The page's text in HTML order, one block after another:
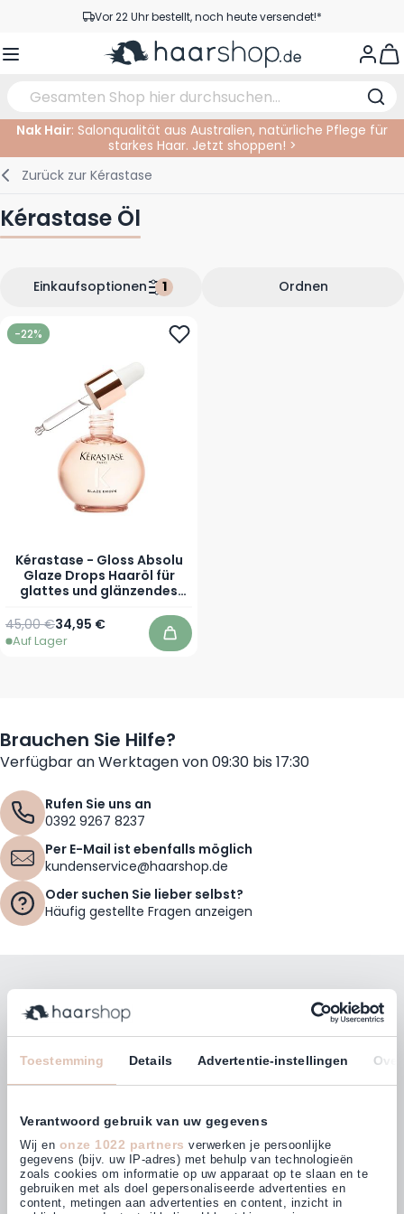
Toestemming Details Advertentie-instellingen Over
Verantwoord gebruik van uw gegevens
Wij en onze 1022 partners verwerken je persoonlijke
gegevens (bijv. uw IP-adres) met behulp van technologieën
zoals cookies om informatie op uw apparaat op te slaan en te
gebruiken met als doel gepersonaliseerde advertenties en
content, metingen aan advertenties en content, inzicht in
Zum Inhalt springenVor 22 Uhr bestellt, noch heute versendet!*
Versandkostenfrei ab 39 €
Haarpflege
Styling
Haarfarbe
Gesichtspflege
Körperpflege
Bräunungsprodukte
Augenpflege
Augenbrauen
Augen
Lippen
Zubehör
Nagelprodukte
Nagel Zubehör
Haarprodukte
Rasierprodukte
Bartpflege
Elektrisch
Rasieren
Schneidzubehör
Im Salon
Schneiden
Haarfarbe
Dauernwelle
Nak Hair: Salonqualität aus Australien, natürliche Pflege für
starkes Haar. Jetzt shoppen! >
Zurück zur Kérastase
Kérastase Öl
Ordnen
Einkaufsoptionen
-22%
Kérastase - Gloss Absolu
Glaze Drops Haaröl für
glattes und glänzendes
Sonderpreis
34,95 €
Regulärer Preis
45,00 €
Auf Lager In den Warenkorb
Brauchen Sie Hilfe?
Verfügbar an Werktagen von 09:30 bis 17:30
Rufen Sie uns an
0392 9267 8237
Per E-Mail ist ebenfalls möglich
kundenservice@haarshop.de
Oder suchen Sie lieber selbst?
Häufig gestellte Fragen anzeigen
Bleiben Sie mit unserem Newsletter auf dem
Laufenden!
E-Mailadresse
Abonnieren
Kunden bewerten uns mit